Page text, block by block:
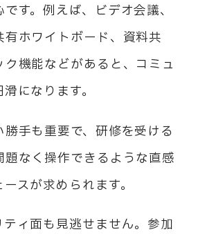
す。例えば、ビデオ会議、
ホワイトボード、資料共
機能などがあると、コミュ
になります。
手も重要で、研修を受ける
なく操作できるような直感
スが求められます。
ィ面も見逃せません。参加